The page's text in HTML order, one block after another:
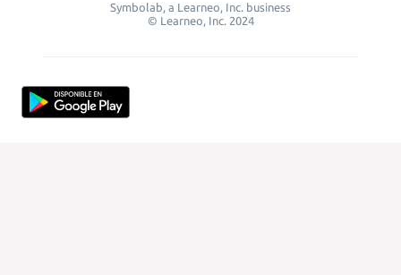
Symbolab, a Learneo, Inc. business
© Learneo, Inc. 2024